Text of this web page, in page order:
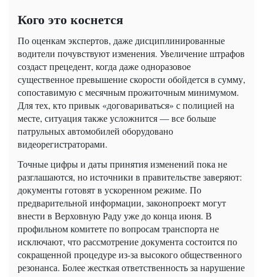
Кого это коснется
По оценкам экспертов, даже дисциплинированные
водители почувствуют изменения. Увеличение штрафов
создаст прецедент, когда даже одноразовое
существенное превышение скорости обойдется в сумму,
сопоставимую с месячным прожиточным минимумом.
Для тех, кто привык «договариваться» с полицией на
месте, ситуация также усложнится — все больше
патрульных автомобилей оборудовано
видеорегистраторами.
Точные цифры и даты принятия изменений пока не
разглашаются, но источники в правительстве заверяют:
документы готовят в ускоренном режиме. По
предварительной информации, законопроект могут
внести в Верховную Раду уже до конца июня. В
профильном комитете по вопросам транспорта не
исключают, что рассмотрение документа состоится по
сокращенной процедуре из-за высокого общественного
резонанса. Более жесткая ответственность за нарушение